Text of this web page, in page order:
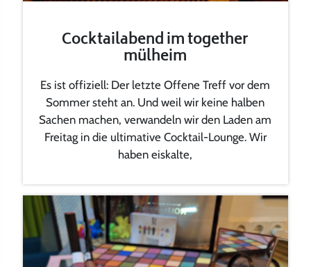
Cocktailabend im together
mülheim
Es ist offiziell: Der letzte Offene Treff vor dem
Sommer steht an. Und weil wir keine halben
Sachen machen, verwandeln wir den Laden am
Freitag in die ultimative Cocktail-Lounge. Wir
haben eiskalte,